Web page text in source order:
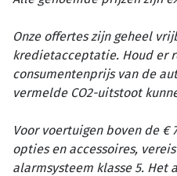
Onze offertes zijn geheel
kredietacceptatie. Houd er
consumentenprijs van de
vermelde CO2-uitstoot
Voor voertuigen boven de €
opties en accessoires,
alarmsysteem klasse 5. Het